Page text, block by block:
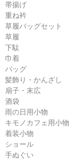
帯揚げ
重ね衿
草履バッグセット
草履
下駄
巾着
バッグ
髪飾り・かんざし
扇子・末広
酒袋
雨の日用小物
キモノカフェ用小物
着装小物
ショール
手ぬぐい